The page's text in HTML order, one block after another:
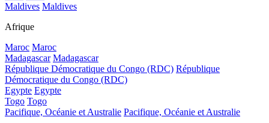
Maldives Maldives
Afrique
Maroc Maroc
Madagascar Madagascar
République Démocratique du Congo (RDC) République
Démocratique du Congo (RDC)
Egypte Egypte
Togo Togo
Pacifique, Océanie et Australie Pacifique, Océanie et Australie